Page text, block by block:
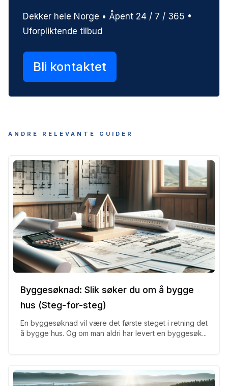
Dekker hele Norge • Åpent 24 / 7 / 365 •
Uforpliktende tilbud
Bli kontaktet
ANDRE RELEVANTE GUIDER
Byggesøknad: Slik søker du om å bygge
hus (Steg-for-steg)
En byggesøknad vil være det første steget i retning det
å bygge hus. Og om man aldri har levert en byggesøk...